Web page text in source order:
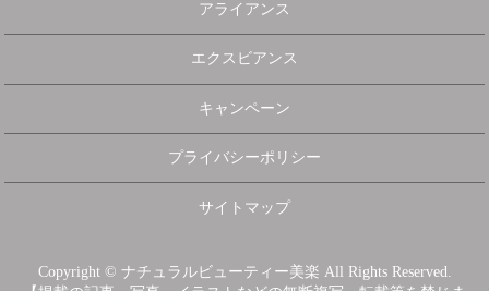
アライアンス
エクスビアンス
キャンペーン
プライバシーポリシー
サイトマップ
Copyright © ナチュラルビューティー美楽 All Rights Reserved.